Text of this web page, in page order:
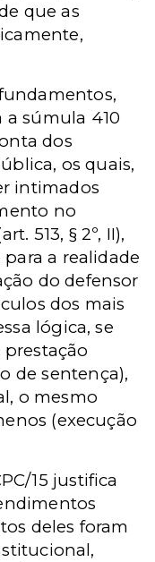
que as
a súmula 410
dos
os quais,
intimados
no
513, § 2º, II),
a realidade
do defensor
dos mais
lógica, se
de sentença),
o mesmo
(execução
15 justifica
deles foram